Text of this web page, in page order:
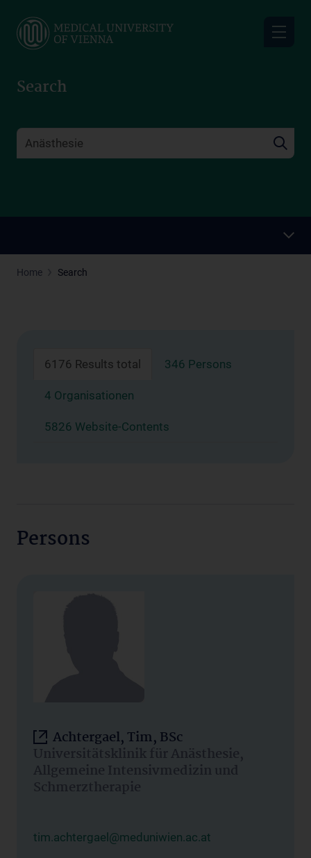
main
Search
Home Search
6176 Results total 346 Persons
4 Organisationen
5826 Website-Contents
Persons
Achtergael, Tim, BSc
Universitätsklinik für Anästhesie,
Allgemeine Intensivmedizin und
Schmerztherapie
tim.achtergael@meduniwien.ac.at